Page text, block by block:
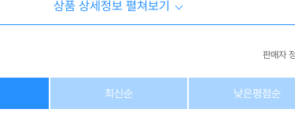
상품 상세정보 펼쳐보기
판매자
최신순 낮은평점순